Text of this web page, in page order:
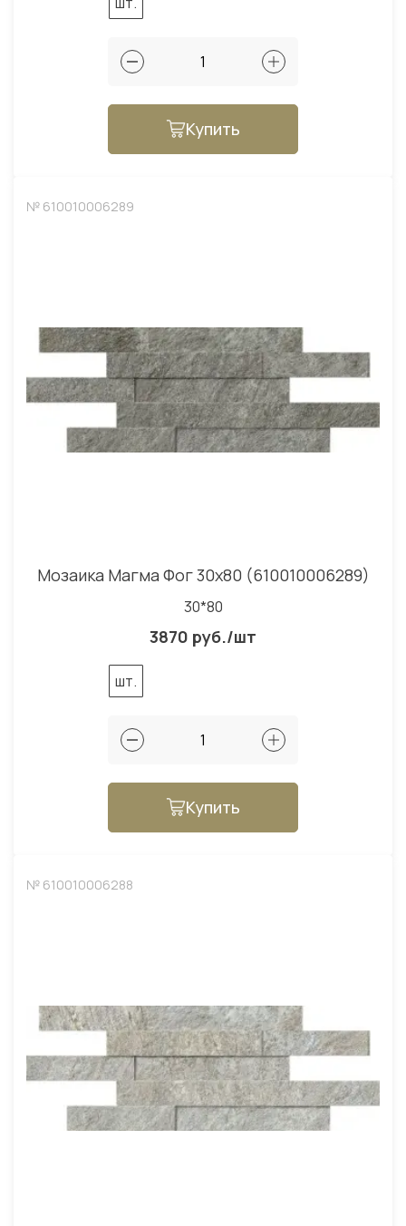
Купить
№ 610010006289
Мозаика Магма Фог 30x80 (610010006289)
30*80
3870 руб./шт
шт.
Купить
№ 610010006288